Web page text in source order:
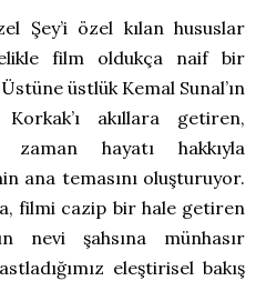
Şey’i özel kılan hususlar
film oldukça naif bir
üstlük Kemal Sunal’ın
akıllara getiren,
hayatı hakkıyla
ana temasını oluşturuyor.
filmi cazip bir hale getiren
nevi şahsına münhasır
eleştirisel bakış